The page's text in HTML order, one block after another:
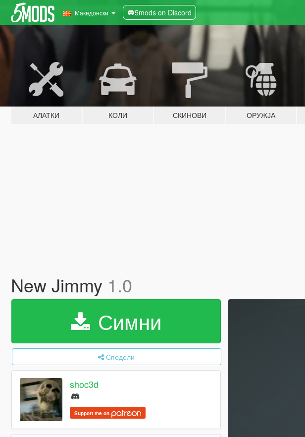
Македонски 5mods on Discord
АЛАТКИ КОЛИ СКИНОВИ ОРУЖЈА
New Jimmy 1.0
Симни
Сподели
shoc3d
Support me on